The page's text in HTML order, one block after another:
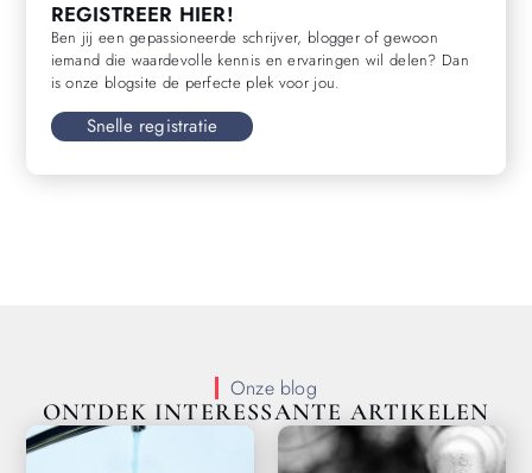
REGISTREER HIER!
Ben jij een gepassioneerde schrijver, blogger of gewoon
iemand die waardevolle kennis en ervaringen wil delen? Dan
is onze blogsite de perfecte plek voor jou.
Snelle registratie
Onze blog
ONTDEK INTERESSANTE ARTIKELEN